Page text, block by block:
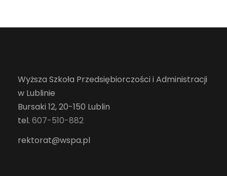
Wyższa Szkoła Przedsiębiorczości i Administracji
w Lublinie
Bursaki 12, 20-150 Lublin
tel. 607-510-882
rektorat@wspa.pl